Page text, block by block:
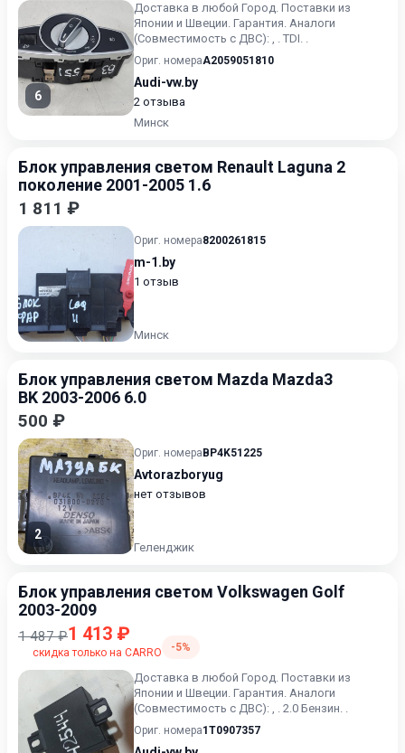
6
Доставка в любой Город. Поставки из
Японии и Швеции. Гарантия. Аналоги
(Совместимость с ДВС): , . TDI. .
Ориг. номераA2059051810
Audi-vw.by
2 отзыва
Минск
Блок управления светом Renault Laguna 2
поколение 2001-2005 1.6
1 811 ₽
Ориг. номера8200261815
m-1.by
1 отзыв
Минск
Блок управления светом Mazda Mazda3
BK 2003-2006 6.0
500 ₽
2
Ориг. номера BP4K51225
Avtorazboryug
нет отзывов
Геленджик
Блок управления светом Volkswagen Golf
2003-2009
1 487 ₽1 413 ₽
скидка только на CARRO -5%
Доставка в любой Город. Поставки из
Японии и Швеции. Гарантия. Аналоги
(Совместимость с ДВС): , . 2.0 Бензин. .
Ориг. номера1T0907357